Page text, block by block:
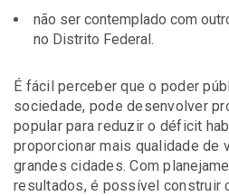
não ser contemplado com
no Distrito Federal.
É fácil perceber que o poder
sociedade, pode desenvolver
popular para reduzir o déficit
proporcionar mais qualidade de
grandes cidades. Com
resultados, é possível construir